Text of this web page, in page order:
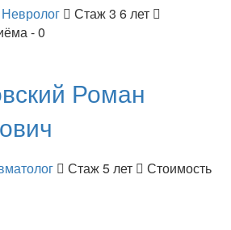
Невролог
Стаж 3 6 лет
- 0
Роман
Стаж 5 лет
Стоимость